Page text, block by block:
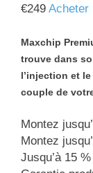
€249 Acheter
Maxchip
trouve dans
l’injection et
couple de
Montez
Montez
Jusqu’à 15